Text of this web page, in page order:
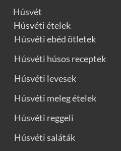
Húsvét
Húsvéti ételek
Húsvéti ebéd ötletek
Húsvéti húsos receptek
Húsvéti levesek
Húsvéti meleg ételek
Húsvéti reggeli
Húsvéti saláták